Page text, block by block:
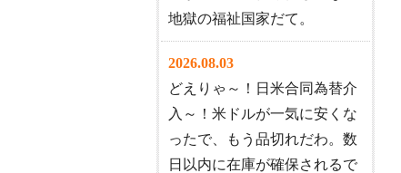
地獄の福祉国家だて。
2026.08.03
どえりゃ～！日米合同為替介
入～！米ドルが一気に安くな
ったで、もう品切れだわ。数
日以内に在庫が確保されるで